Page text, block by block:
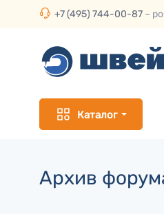
+7 (495) 744-00-87 –
Каталог
Архив